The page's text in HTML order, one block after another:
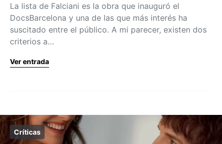
La lista de Falciani es la obra que inauguró el
DocsBarcelona y una de las que más interés ha
suscitado entre el público. A mi parecer, existen dos
criterios a…
Ver entrada
Críticas